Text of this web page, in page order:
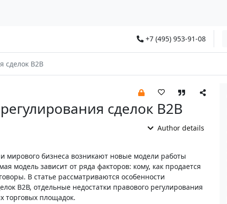
+7 (495) 953-91-08
сделок B2B
сделок B2B
Author details
мирового бизнеса возникают новые модели работы
модель зависит от ряда факторов: кому, как продается
В статье рассматриваются особенности
В2В, отдельные недостатки правового регулирования
торговых площадок.